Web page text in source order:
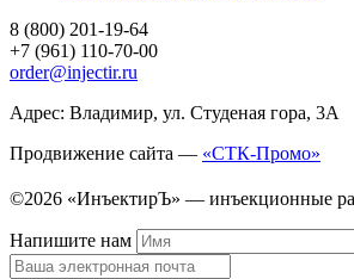
8 (800) 201-19-64
+7 (961) 110-70-00
order@injectir.ru
Адрес: Владимир, ул. Студеная гора, 3А
Продвижение сайта — «СТК-Промо»
©2026 «ИнъектирЪ» — инъекционные
Напишите нам